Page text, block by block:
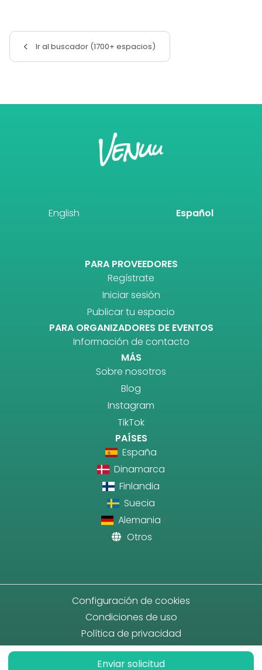
Ir al buscador (1700+ espacios)
Enviar solicitud
English Español
PARA PROVEEDORES
Regístrate
Iniciar sesión
Publicar tu espacio
PARA ORGANIZADORES DE EVENTOS
Información de contacto
MÁS
Sobre nosotros
Blog
Instagram
TikTok
PAÍSES
España
Dinamarca
Finlandia
Suecia
Alemania
Otros
Configuración de cookies
Condiciones de uso
Política de privacidad